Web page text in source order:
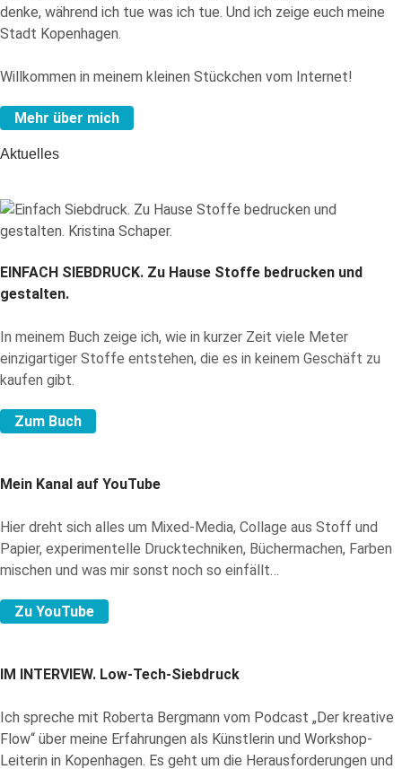
denke, während ich tue was ich tue. Und ich zeige euch meine
Stadt Kopenhagen.
Willkommen in meinem kleinen Stückchen vom Internet!
Mehr über mich
Aktuelles
EINFACH SIEBDRUCK. Zu Hause Stoffe bedrucken und
gestalten.
In meinem Buch zeige ich, wie in kurzer Zeit viele Meter
einzigartiger Stoffe entstehen, die es in keinem Geschäft zu
kaufen gibt.
Zum Buch
Mein Kanal auf YouTube
Hier dreht sich alles um Mixed-Media, Collage aus Stoff und
Papier, experimentelle Drucktechniken, Büchermachen, Farben
mischen und was mir sonst noch so einfällt…
Zu YouTube
IM INTERVIEW. Low-Tech-Siebdruck
Ich spreche mit Roberta Bergmann vom Podcast „Der kreative
Flow“ über meine Erfahrungen als Künstlerin und Workshop-
Leiterin in Kopenhagen. Es geht um die Herausforderungen und